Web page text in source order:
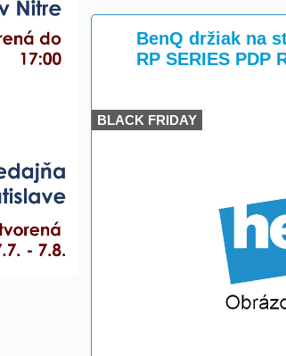
>
BenQ držiak na
RP SERIES PDP
BLACK FRIDAY